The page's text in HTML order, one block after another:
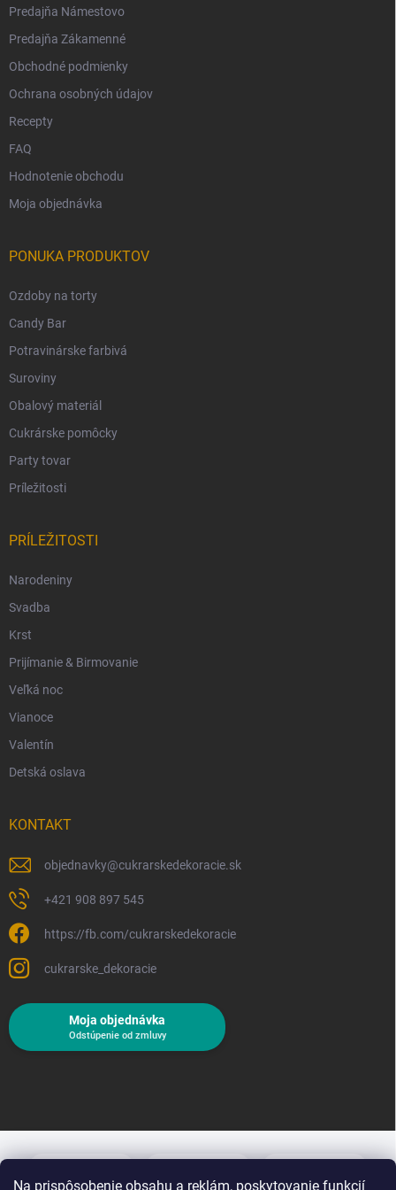
Na prispôsobenie obsahu a reklám, poskytovanie funkcií
Predajňa Námestovo
Predajňa Zákamenné
Obchodné podmienky
Ochrana osobných údajov
Recepty
FAQ
Hodnotenie obchodu
Moja objednávka
PONUKA PRODUKTOV
Ozdoby na torty
Candy Bar
Potravinárske farbivá
Suroviny
Obalový materiál
Cukrárske pomôcky
Party tovar
Príležitosti
PRÍLEŽITOSTI
Narodeniny
Svadba
Krst
Prijímanie & Birmovanie
Veľká noc
Vianoce
Valentín
Detská oslava
KONTAKT
objednavky@cukrarskedekoracie.sk
+421 908 897 545
https://fb.com/cukrarskedekoracie
cukrarske_dekoracie
Moja objednávka
Odstúpenie od zmluvy